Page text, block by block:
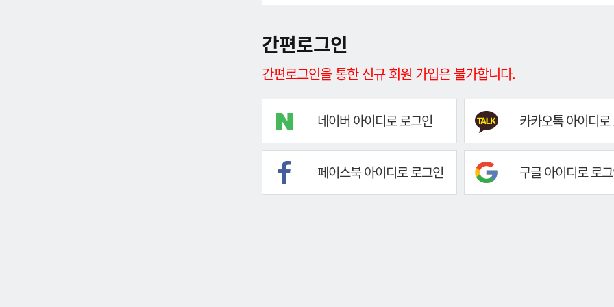
간편로그인
간편로그인을 통한 신규 회원 가입은 불가합니다.
네이버 아이디로 로그인 카카오톡 아이디로
페이스북 아이디로 로그인 구글 아이디로 로